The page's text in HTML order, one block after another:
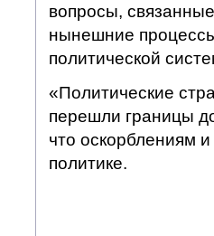
вопросы,
нынешние
политической
«Политические
перешли границы
что оскорблениям
политике.